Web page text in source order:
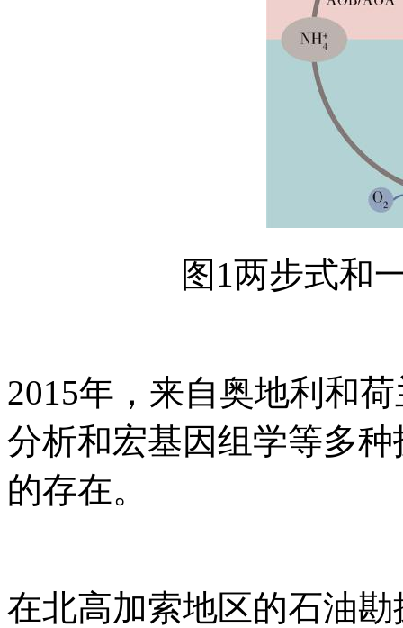
图1两步式和
2015年，来自奥地利和
分析和宏基因组学等多种
的存在。
在北高加索地区的石油